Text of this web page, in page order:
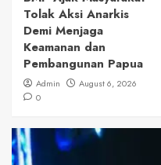
Tolak Aksi Anarkis
Demi Menjaga
Keamanan dan
Pembangunan Papua
Admin
August 6, 2026
0